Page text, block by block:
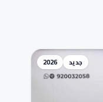
جديد 2026